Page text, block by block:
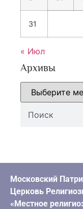
31
« Июл
Архивы
Московский
Церковь
«Местное